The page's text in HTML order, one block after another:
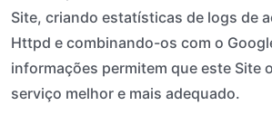
Site, criando estatísticas de logs de
Httpd e combinando-os com o
informações permitem que este Site
serviço melhor e mais adequado.